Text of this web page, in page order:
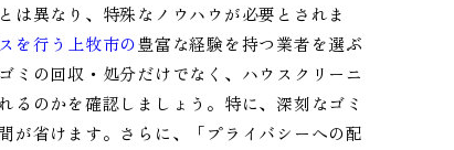
は異なり、特殊なノウハウが必要とされま
を行う上牧市の豊富な経験を持つ業者を選ぶ
ミの回収・処分だけでなく、ハウスクリーニ
るのかを確認しましょう。特に、深刻なゴミ
が省けます。さらに、「プライバシーへの配